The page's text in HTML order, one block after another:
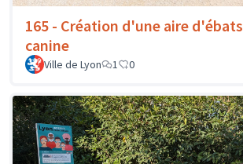
165 - Création d'une aire d'ébats
canine
Ville de Lyon 1 0